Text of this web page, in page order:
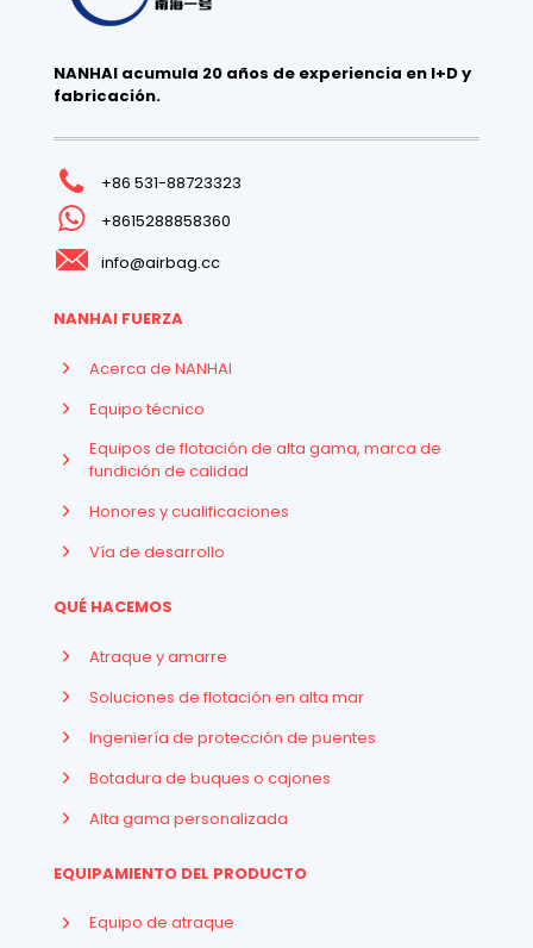
NANHAI acumula 20 años de experiencia en I+D y
fabricación.
+86 531-88723323
+8615288858360
info@airbag.cc
NANHAI FUERZA
Acerca de NANHAI
Equipo técnico
Equipos de flotación de alta gama, marca de
fundición de calidad
Honores y cualificaciones
Vía de desarrollo
QUÉ HACEMOS
Atraque y amarre
Soluciones de flotación en alta mar
Ingeniería de protección de puentes
Botadura de buques o cajones
Alta gama personalizada
EQUIPAMIENTO DEL PRODUCTO
Equipo de atraque